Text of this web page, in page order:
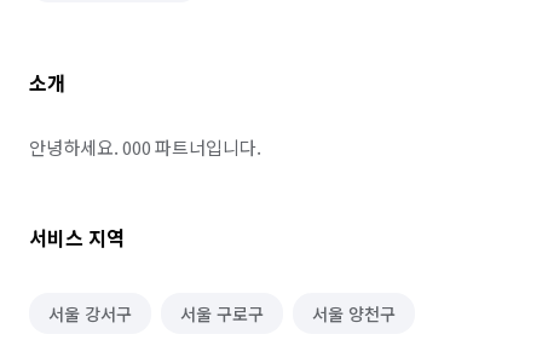
소개
안녕하세요. 000 파트너입니다.
서비스 지역
서울 강서구 서울 구로구 서울 양천구